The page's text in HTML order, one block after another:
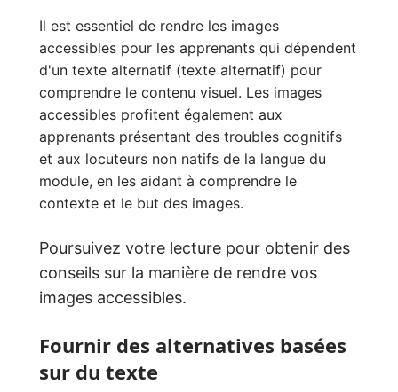
Il est essentiel de rendre les images
accessibles pour les apprenants qui dépendent
d'un texte alternatif (texte alternatif) pour
comprendre le contenu visuel. Les images
accessibles profitent également aux
apprenants présentant des troubles cognitifs
et aux locuteurs non natifs de la langue du
module, en les aidant à comprendre le
contexte et le but des images.
Poursuivez votre lecture pour obtenir des
conseils sur la manière de rendre vos
images accessibles.
Fournir des alternatives basées
sur du texte